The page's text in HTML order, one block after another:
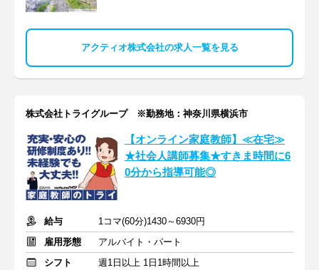
アクティオ株式会社の求人一覧を見る
株式会社トライグループ ※勤務地：神奈川県横浜市
【オンライン家庭教師】≪在宅≫
★社会人講師募集★すきま時間に6
0分から指導可能◎
給与
1コマ(60分)1430～6930円
雇用形態
アルバイト・パート
シフト
週1日以上 1日1時間以上